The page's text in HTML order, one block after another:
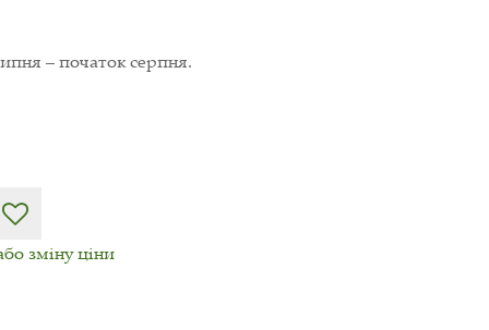
– початок серпня.
зміну ціни